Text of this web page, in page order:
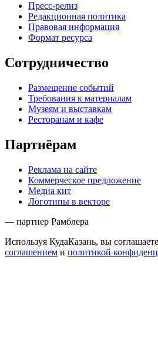
Пресс-релиз
Редакционная политика
Правовая информация
Формат ресурса
Сотрудничество
Размещение событий
Требования к материалам
Музеям и выставкам
Ресторанам и кафе
Партнёрам
Реклама на сайте
Коммерческое предложение
Медиа кит
Логотипы в векторе
— партнер Рамблера
Используя КудаКазань, вы
соглашением и политикой